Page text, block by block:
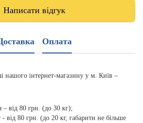
Написати відгук
Оплата
нашого інтернет-магазину у м. Київ –
– від 80 грн. (до 30 кг);
від 80 грн. (до 20 кг, габарити не більше